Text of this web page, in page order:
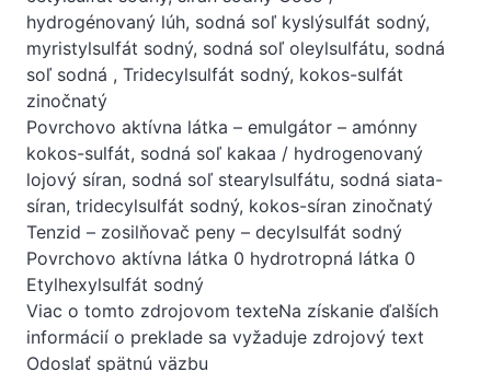
hydrogénovaný lúh, sodná soľ kyslýsulfát sodný,
myristylsulfát sodný, sodná soľ oleylsulfátu, sodná
soľ sodná , Tridecylsulfát sodný, kokos-sulfát
zinočnatý
Povrchovo aktívna látka – emulgátor – amónny
kokos-sulfát, sodná soľ kakaa / hydrogenovaný
lojový síran, sodná soľ stearylsulfátu, sodná siata-
síran, tridecylsulfát sodný, kokos-síran zinočnatý
Tenzid – zosilňovač peny – decylsulfát sodný
Povrchovo aktívna látka 0 hydrotropná látka 0
Etylhexylsulfát sodný
Viac o tomto zdrojovom texteNa získanie ďalších
informácií o preklade sa vyžaduje zdrojový text
Odoslať spätnú väzbu